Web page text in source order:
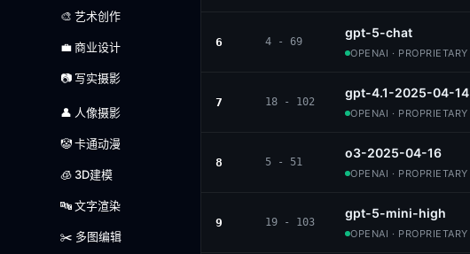
🎨 艺术创作
💼 商业设计
📷 写实摄影
👤 人像摄影
🤡 卡通动漫
🧊 3D建模
🔤 文字渲染
✂️ 多图编辑
6 4 - 69
gpt-5-chat
OPENAI · PROPRIETARY
7 18 - 102
gpt-4.1-2025-04-14
OPENAI · PROPRIETARY
8 5 - 51
o3-2025-04-16
OPENAI · PROPRIETARY
9 19 - 103
gpt-5-mini-high
OPENAI · PROPRIETARY